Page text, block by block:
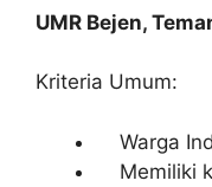
UMR Bejen,
Kriteria Umum:
Warga
Memiliki